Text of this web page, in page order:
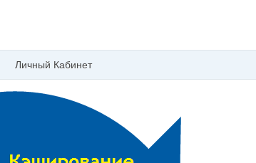
Личный Кабинет